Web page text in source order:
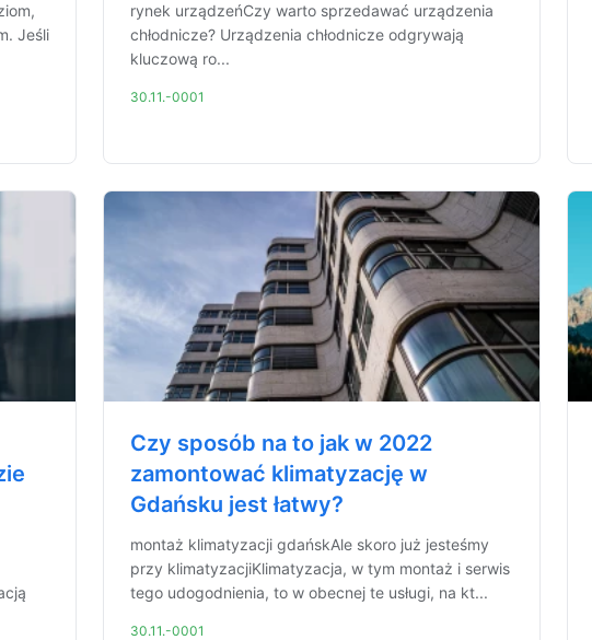
Jeśli
rynek urządzeńCzy warto sprzedawać urządzenia
chłodnicze? Urządzenia chłodnicze odgrywają
kluczową ro...
30.11.-0001
Czy sposób na to jak w 2022
zamontować klimatyzację w
Gdańsku jest łatwy?
montaż klimatyzacji gdańskAle skoro już jesteśmy
przy klimatyzacjiKlimatyzacja, w tym montaż i serwis
tego udogodnienia, to w obecnej te usługi, na kt...
30.11.-0001